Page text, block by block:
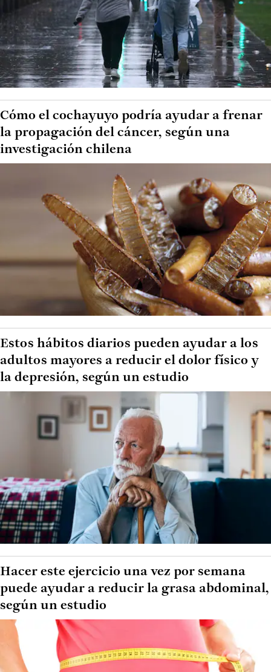
Cómo el cochayuyo podría ayudar a frenar
la propagación del cáncer, según una
investigación chilena
Estos hábitos diarios pueden ayudar a los
adultos mayores a reducir el dolor físico y
la depresión, según un estudio
Hacer este ejercicio una vez por semana
puede ayudar a reducir la grasa abdominal,
según un estudio